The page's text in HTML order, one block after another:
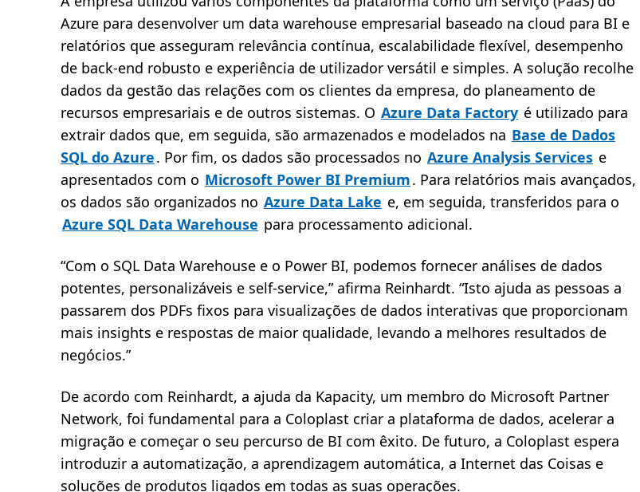
Azure para desenvolver um data warehouse empresarial baseado na cloud para BI e
relatórios que asseguram relevância contínua, escalabilidade flexível, desempenho
de back-end robusto e experiência de utilizador versátil e simples. A solução recolhe
dados da gestão das relações com os clientes da empresa, do planeamento de
recursos empresariais e de outros sistemas. O Azure Data Factory é utilizado para
extrair dados que, em seguida, são armazenados e modelados na Base de Dados
SQL do Azure. Por fim, os dados são processados no Azure Analysis Services e
apresentados com o Microsoft Power BI Premium. Para relatórios mais avançados,
os dados são organizados no Azure Data Lake e, em seguida, transferidos para o
Azure SQL Data Warehouse para processamento adicional.
“Com o SQL Data Warehouse e o Power BI, podemos fornecer análises de dados
potentes, personalizáveis e self-service,” afirma Reinhardt. “Isto ajuda as pessoas a
passarem dos PDFs fixos para visualizações de dados interativas que proporcionam
mais insights e respostas de maior qualidade, levando a melhores resultados de
negócios.”
De acordo com Reinhardt, a ajuda da Kapacity, um membro do Microsoft Partner
Network, foi fundamental para a Coloplast criar a plataforma de dados, acelerar a
migração e começar o seu percurso de BI com êxito. De futuro, a Coloplast espera
introduzir a automatização, a aprendizagem automática, a Internet das Coisas e
soluções de produtos ligados em todas as suas operações.